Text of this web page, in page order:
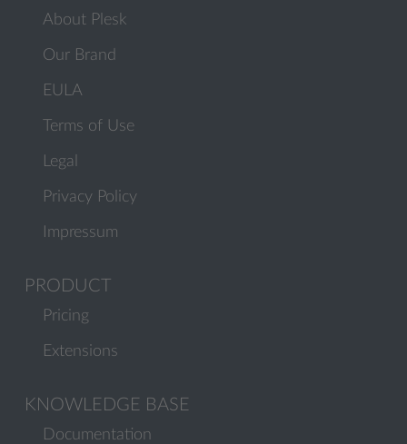
About Plesk
Our Brand
EULA
Terms of Use
Legal
Privacy Policy
Impressum
PRODUCT
Pricing
Extensions
KNOWLEDGE BASE
Documentation